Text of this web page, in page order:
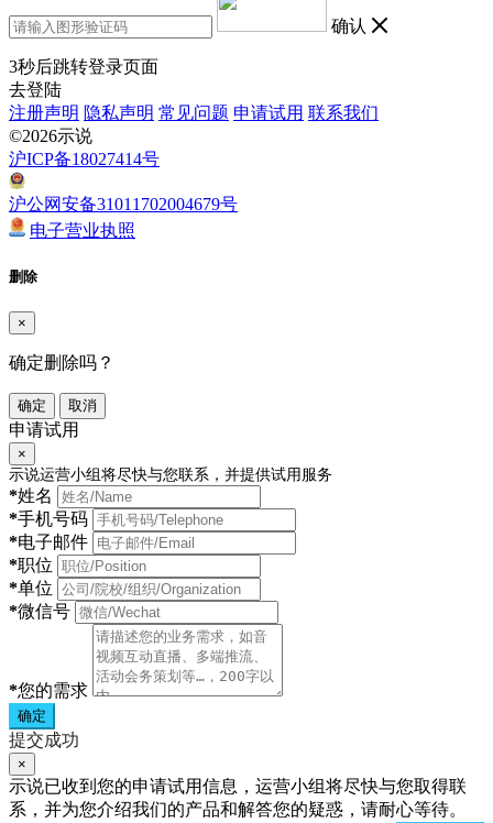
确认
3秒后跳转登录页面
去登陆
注册声明 隐私声明 常见问题 申请试用 联系我们
©2026示说
沪ICP备18027414号
沪公网安备31011702004679号
电子营业执照
删除
×
确定删除吗？
确定 取消
申请试用
×
示说运营小组将尽快与您联系，并提供试用服务
*姓名
*手机号码
*电子邮件
*职位
*单位
*微信号
*您的需求
确定
提交成功
×
示说已收到您的申请试用信息，运营小组将尽快与您取得联
系，并为您介绍我们的产品和解答您的疑惑，请耐心等待。